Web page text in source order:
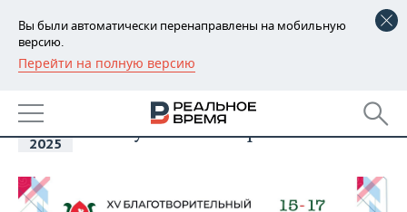
Вы были автоматически перенаправлены на мобильную
версию.
Перейти на полную версию
РЕГИОНЫ
БАШКОРТОСТАН
ТАТАРСТАН
УДМУРТИЯ
НОВОСТИ
АНАЛИТИКА
НОВОСТИ АНАЛИТИКИ
ЭКОНОМИКА
15
авг
2025
по гольфу на кубок Раиса
Республики Татарстан